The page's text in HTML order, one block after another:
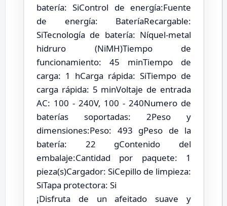
batería: SiControl de energía:Fuente
de energía: BateríaRecargable:
SiTecnología de batería: Níquel-metal
hidruro (NiMH)Tiempo de
funcionamiento: 45 minTiempo de
carga: 1 hCarga rápida: SiTiempo de
carga rápida: 5 minVoltaje de entrada
AC: 100 - 240V, 100 - 240Numero de
baterías soportadas: 2Peso y
dimensiones:Peso: 493 gPeso de la
batería: 22 gContenido del
embalaje:Cantidad por paquete: 1
pieza(s)Cargador: SiCepillo de limpieza:
SiTapa protectora: Si
¡Disfruta de un afeitado suave y